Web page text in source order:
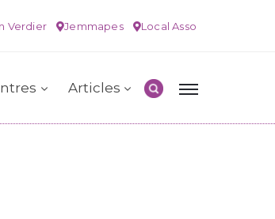
Verdier Jemmapes Local Asso
Articles